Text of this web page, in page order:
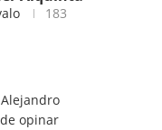
183
opinar